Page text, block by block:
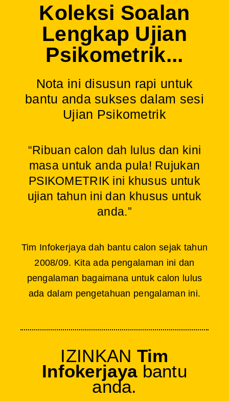
Koleksi Soalan
Lengkap Ujian
Psikometrik...
Nota ini disusun rapi untuk
bantu anda sukses dalam sesi
Ujian Psikometrik
“Ribuan calon dah lulus dan kini
masa untuk anda pula! Rujukan
PSIKOMETRIK ini khusus untuk
ujian tahun ini dan khusus untuk
anda.”
Tim Infokerjaya dah bantu calon sejak tahun
2008/09. Kita ada pengalaman ini dan
pengalaman bagaimana untuk calon lulus
ada dalam pengetahuan pengalaman ini.
IZINKAN Tim
Infokerjayabantu
anda.